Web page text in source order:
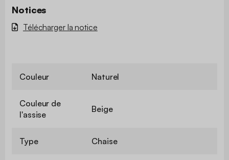
Notices
Télécharger la notice
Couleur Naturel
Couleur de
l'assise
Beige
Type Chaise